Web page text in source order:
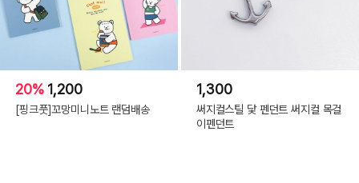
20% 1,200
[핑크풋]꼬망미니노트 랜덤배송
1,300
써지컬스틸 닻 펜던트 써지컬 목걸
이펜던트